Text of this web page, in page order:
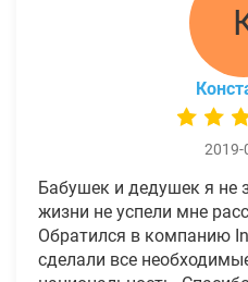
2019-
Бабушек и дедушек я не
жизни не успели мне
Обратился в компанию
сделали все